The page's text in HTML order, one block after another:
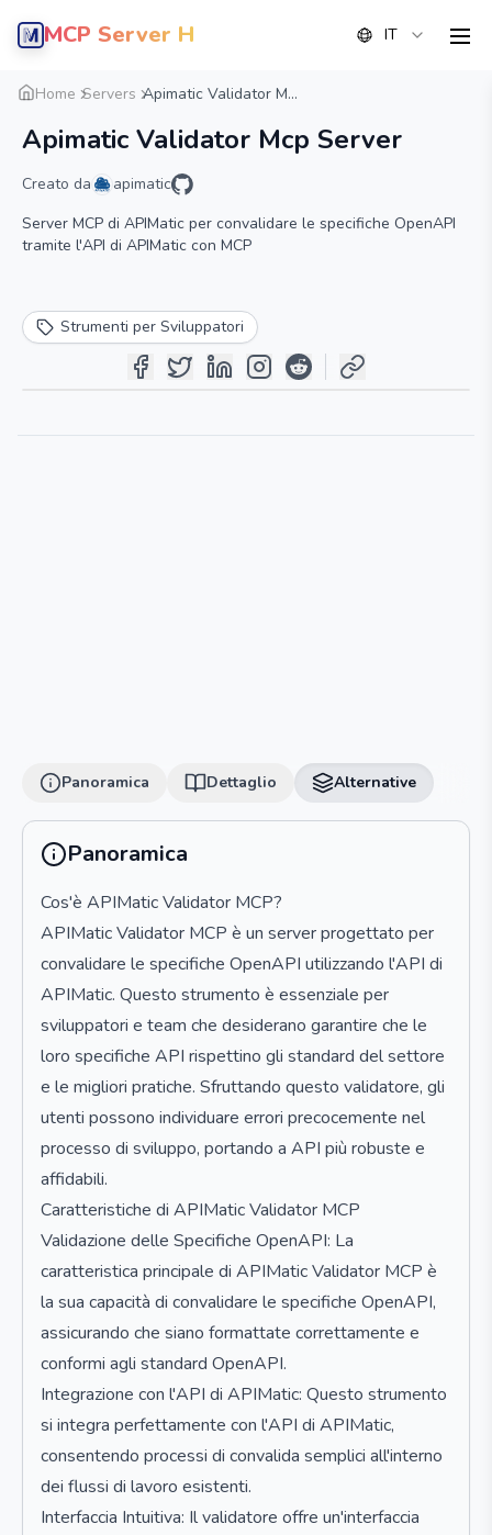
MCP Server Hub IT
Home Servers Apimatic Validator M...
Apimatic Validator Mcp Server
Creato da
apimatic
Server MCP di APIMatic per convalidare le specifiche OpenAPI
tramite l'API di APIMatic con MCP
Strumenti per Sviluppatori
Panoramica Dettaglio
Panoramica Dettaglio Alternative
Panoramica
Cos'è APIMatic Validator MCP?
APIMatic Validator MCP è un server progettato per
convalidare le specifiche OpenAPI utilizzando l'API di
APIMatic. Questo strumento è essenziale per
sviluppatori e team che desiderano garantire che le
loro specifiche API rispettino gli standard del settore
e le migliori pratiche. Sfruttando questo validatore, gli
utenti possono individuare errori precocemente nel
processo di sviluppo, portando a API più robuste e
affidabili.
Caratteristiche di APIMatic Validator MCP
Validazione delle Specifiche OpenAPI: La
caratteristica principale di APIMatic Validator MCP è
la sua capacità di convalidare le specifiche OpenAPI,
assicurando che siano formattate correttamente e
conformi agli standard OpenAPI.
Integrazione con l'API di APIMatic: Questo strumento
si integra perfettamente con l'API di APIMatic,
consentendo processi di convalida semplici all'interno
dei flussi di lavoro esistenti.
Interfaccia Intuitiva: Il validatore offre un'interfaccia